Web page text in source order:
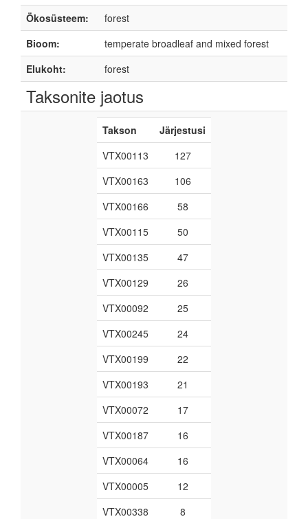
Ökosüsteem:
forest
Bioom:
temperate broadleaf and mixed forest
Elukoht:
forest
Taksonite jaotus
Takson
Järjestusi
VTX00113
127
VTX00163
106
VTX00166
58
VTX00115
50
VTX00135
47
VTX00129
26
VTX00092
25
VTX00245
24
VTX00199
22
VTX00193
21
VTX00072
17
VTX00187
16
VTX00064
16
VTX00005
12
VTX00338
8